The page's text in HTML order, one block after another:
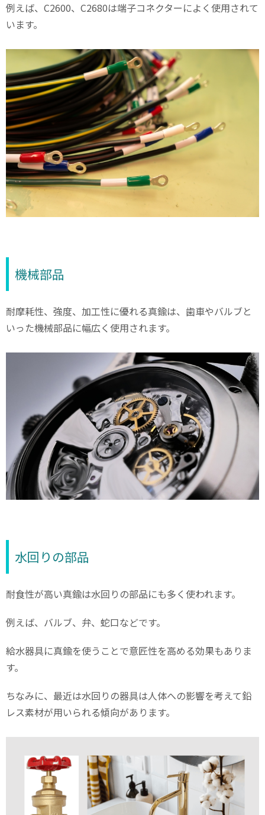
例えば、C2600、C2680は端子コネクターによく使用されて
います。
機械部品
耐摩耗性、強度、加工性に優れる真鍮は、歯車やバルブと
いった機械部品に幅広く使用されます。
水回りの部品
耐食性が高い真鍮は水回りの部品にも多く使われます。
例えば、バルブ、弁、蛇口などです。
給水器具に真鍮を使うことで意匠性を高める効果もありま
す。
ちなみに、最近は水回りの器具は人体への影響を考えて鉛
レス素材が用いられる傾向があります。